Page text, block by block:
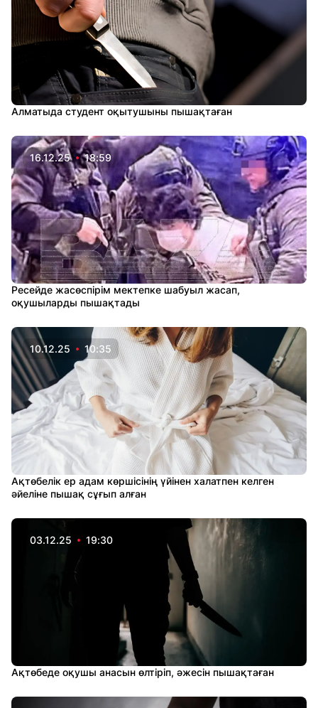
Алматыда студент оқытушыны пышақтаған
16.12.25 18:59
Ресейде жасөспірім мектепке шабуыл жасап,
оқушыларды пышақтады
10.12.25 10:35
Ақтөбелік ер адам көршісінің үйінен халатпен келген
әйеліне пышақ сұғып алған
03.12.25 19:30
Ақтөбеде оқушы анасын өлтіріп, әжесін пышақтаған